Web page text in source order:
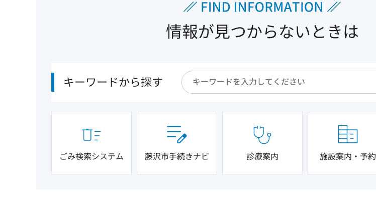
情報が見つからないときは
キーワードから探す
ごみ検索システム 藤沢市手続きナビ 診療案内 施設案内・予約